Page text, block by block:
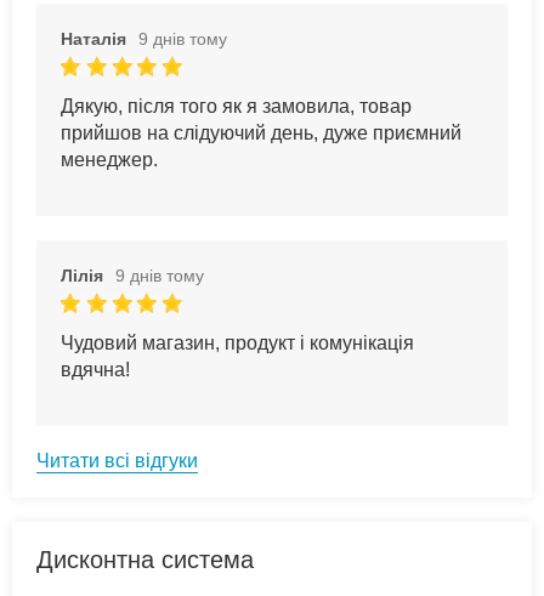
Наталія 9 днів тому
Дякую, після того як я замовила, товар
прийшов на слідуючий день, дуже приємний
менеджер.
Лілія 9 днів тому
Чудовий магазин, продукт і комунікація
вдячна!
Читати всі відгуки
Дисконтна система